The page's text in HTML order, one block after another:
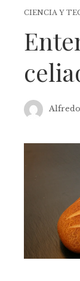
CIENCIA Y